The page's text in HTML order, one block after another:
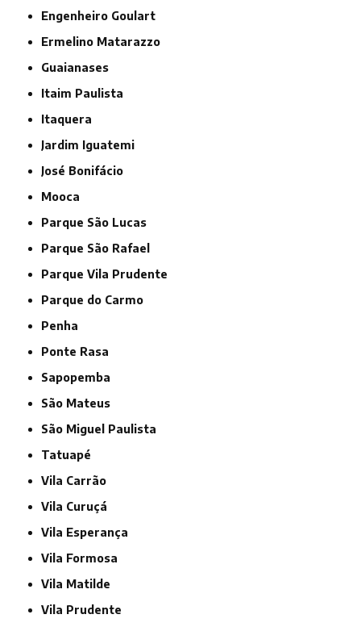
Engenheiro Goulart
Ermelino Matarazzo
Guaianases
Itaim Paulista
Itaquera
Jardim Iguatemi
José Bonifácio
Mooca
Parque São Lucas
Parque São Rafael
Parque Vila Prudente
Parque do Carmo
Penha
Ponte Rasa
Sapopemba
São Mateus
São Miguel Paulista
Tatuapé
Vila Carrão
Vila Curuçá
Vila Esperança
Vila Formosa
Vila Matilde
Vila Prudente